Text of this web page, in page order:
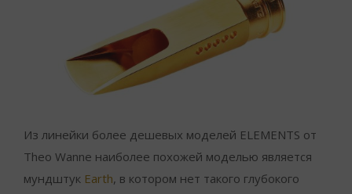
Из линейки более дешевых моделей ELEMENTS от
Theo Wanne наиболее похожей моделью является
мундштук Earth, в котором нет такого глубокого